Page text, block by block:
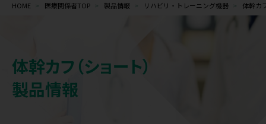
HOME > 医療関係者TOP > 製品情報 > リハビリ・トレーニング機器 > 体幹カ
体幹カフ（ショート）
製品情報